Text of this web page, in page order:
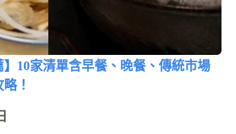
】10家清單含早餐、晚餐、傳統市場
！